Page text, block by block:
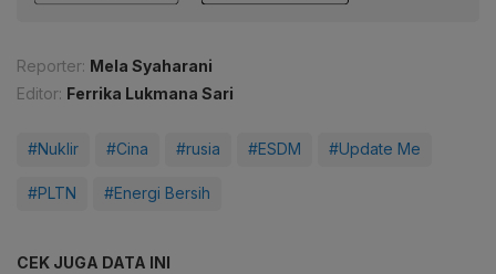
Reporter: Mela Syaharani
Editor: Ferrika Lukmana Sari
#Nuklir #Cina #rusia #ESDM #Update Me
#PLTN #Energi Bersih
CEK JUGA DATA INI